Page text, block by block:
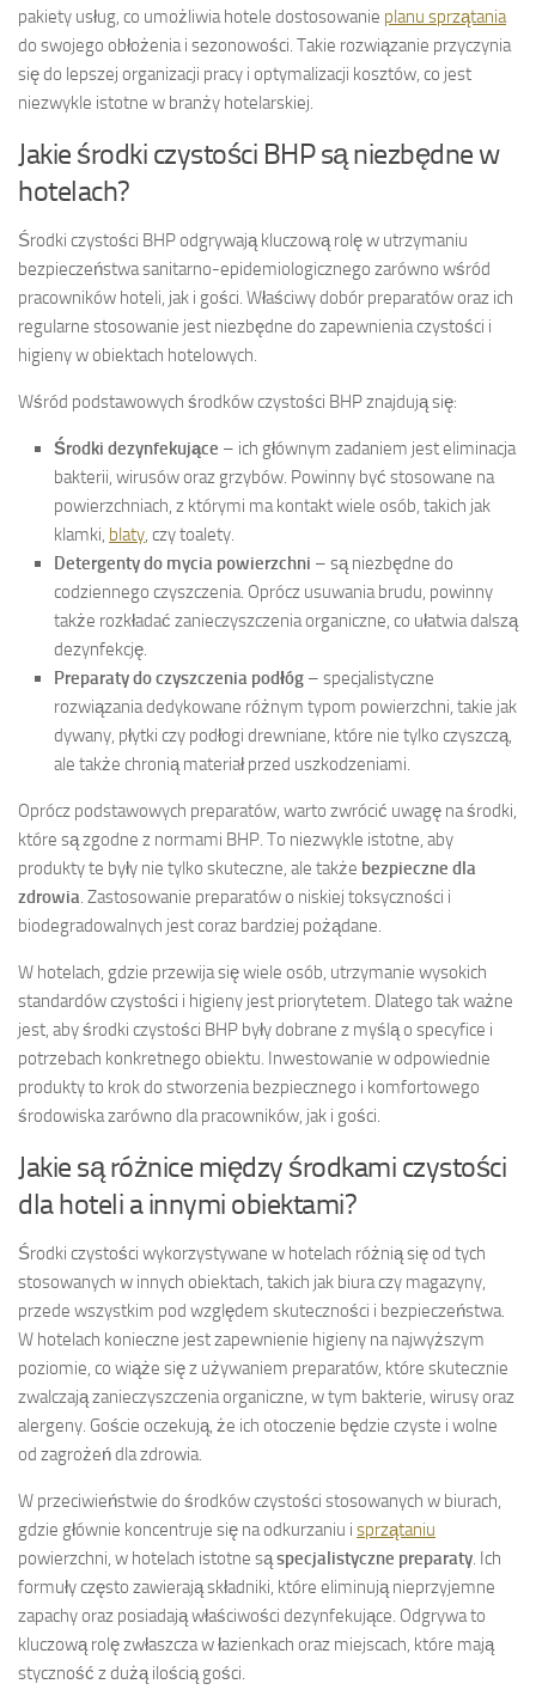
pakiety usług, co umożliwia hotele dostosowanie planu sprzątania
do swojego obłożenia i sezonowości. Takie rozwiązanie przyczynia
się do lepszej organizacji pracy i optymalizacji kosztów, co jest
niezwykle istotne w branży hotelarskiej.
Jakie środki czystości BHP są niezbędne w
hotelach?
Środki czystości BHP odgrywają kluczową rolę w utrzymaniu
bezpieczeństwa sanitarno-epidemiologicznego zarówno wśród
pracowników hoteli, jak i gości. Właściwy dobór preparatów oraz ich
regularne stosowanie jest niezbędne do zapewnienia czystości i
higieny w obiektach hotelowych.
Wśród podstawowych środków czystości BHP znajdują się:
Środki dezynfekujące – ich głównym zadaniem jest eliminacja
bakterii, wirusów oraz grzybów. Powinny być stosowane na
powierzchniach, z którymi ma kontakt wiele osób, takich jak
klamki, blaty, czy toalety.
Detergenty do mycia powierzchni – są niezbędne do
codziennego czyszczenia. Oprócz usuwania brudu, powinny
także rozkładać zanieczyszczenia organiczne, co ułatwia dalszą
dezynfekcję.
Preparaty do czyszczenia podłóg – specjalistyczne
rozwiązania dedykowane różnym typom powierzchni, takie jak
dywany, płytki czy podłogi drewniane, które nie tylko czyszczą,
ale także chronią materiał przed uszkodzeniami.
Oprócz podstawowych preparatów, warto zwrócić uwagę na środki,
które są zgodne z normami BHP. To niezwykle istotne, aby
produkty te były nie tylko skuteczne, ale także bezpieczne dla
zdrowia. Zastosowanie preparatów o niskiej toksyczności i
biodegradowalnych jest coraz bardziej pożądane.
W hotelach, gdzie przewija się wiele osób, utrzymanie wysokich
standardów czystości i higieny jest priorytetem. Dlatego tak ważne
jest, aby środki czystości BHP były dobrane z myślą o specyfice i
potrzebach konkretnego obiektu. Inwestowanie w odpowiednie
produkty to krok do stworzenia bezpiecznego i komfortowego
środowiska zarówno dla pracowników, jak i gości.
Jakie są różnice między środkami czystości
dla hoteli a innymi obiektami?
Środki czystości wykorzystywane w hotelach różnią się od tych
stosowanych w innych obiektach, takich jak biura czy magazyny,
przede wszystkim pod względem skuteczności i bezpieczeństwa.
W hotelach konieczne jest zapewnienie higieny na najwyższym
poziomie, co wiąże się z używaniem preparatów, które skutecznie
zwalczają zanieczyszczenia organiczne, w tym bakterie, wirusy oraz
alergeny. Goście oczekują, że ich otoczenie będzie czyste i wolne
od zagrożeń dla zdrowia.
W przeciwieństwie do środków czystości stosowanych w biurach,
gdzie głównie koncentruje się na odkurzaniu i sprzątaniu
powierzchni, w hotelach istotne sąspecjalistyczne preparaty. Ich
formuły często zawierają składniki, które eliminują nieprzyjemne
zapachy oraz posiadają właściwości dezynfekujące. Odgrywa to
kluczową rolę zwłaszcza w łazienkach oraz miejscach, które mają
styczność z dużą ilością gości.